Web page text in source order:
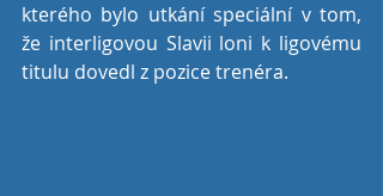
kterého bylo utkání speciální v tom,
že interligovou Slavii loni k ligovému
titulu dovedl z pozice trenéra.